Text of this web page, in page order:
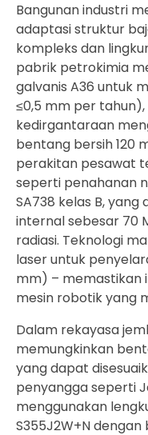
Bangunan industri
adaptasi struktur
kompleks dan
pabrik petrokimia
galvanis A36 untuk
≤0,5 mm per
kedirgantaraan
bentang bersih 120
perakitan pesawat
seperti penahanan
SA738 kelas B,
internal sebesar 70
radiasi. Teknologi
laser untuk
mm) – memastikan
mesin robotik yang
Dalam rekayasa
memungkinkan
yang dapat
penyangga seperti
menggunakan
S355J2W+N